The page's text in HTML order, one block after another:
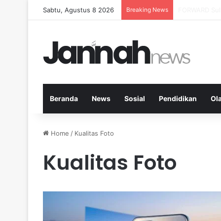
Sabtu, Agustus 8 2026 Breaking News
Beranda News Sosial Pendidikan
Home / Kualitas Foto
Kualitas Foto